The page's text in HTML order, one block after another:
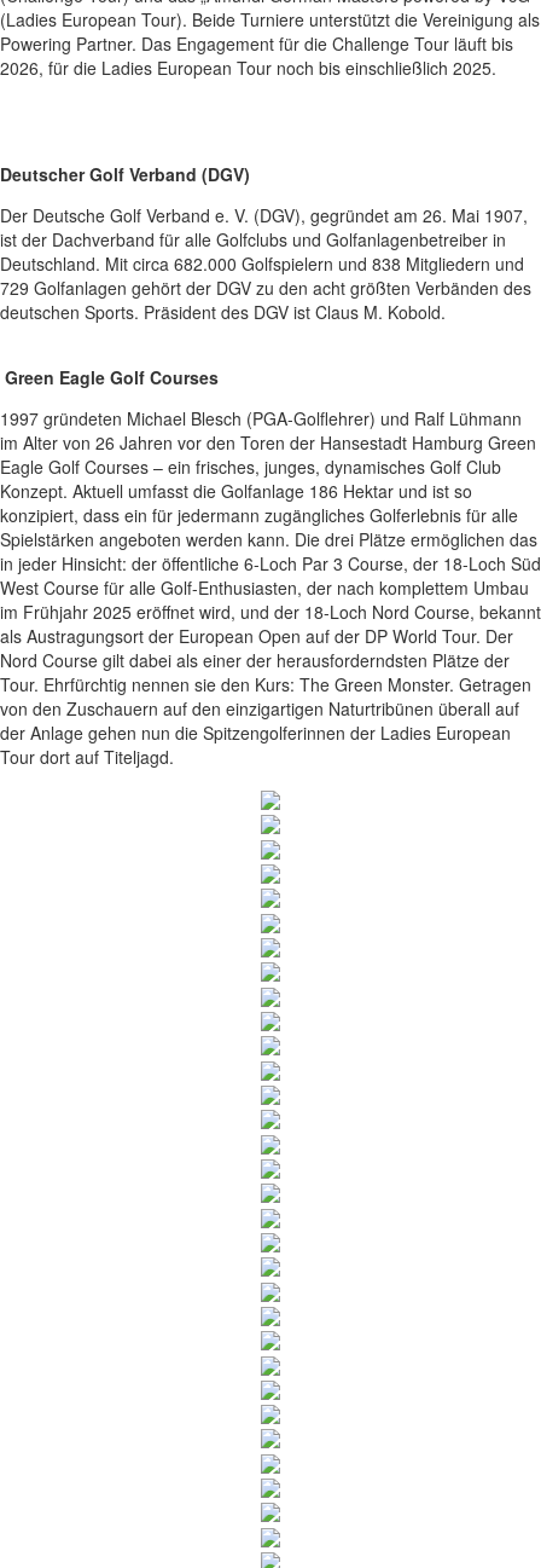
(Ladies European Tour). Beide Turniere unterstützt die Vereinigung als
Powering Partner. Das Engagement für die Challenge Tour läuft bis
2026, für die Ladies European Tour noch bis einschließlich 2025.
Deutscher Golf Verband (DGV)
Der Deutsche Golf Verband e. V. (DGV), gegründet am 26. Mai 1907,
ist der Dachverband für alle Golfclubs und Golfanlagenbetreiber in
Deutschland. Mit circa 682.000 Golfspielern und 838 Mitgliedern und
729 Golfanlagen gehört der DGV zu den acht größten Verbänden des
deutschen Sports. Präsident des DGV ist Claus M. Kobold.
Green Eagle Golf Courses
1997 gründeten Michael Blesch (PGA-Golflehrer) und Ralf Lühmann
im Alter von 26 Jahren vor den Toren der Hansestadt Hamburg Green
Eagle Golf Courses – ein frisches, junges, dynamisches Golf Club
Konzept. Aktuell umfasst die Golfanlage 186 Hektar und ist so
konzipiert, dass ein für jedermann zugängliches Golferlebnis für alle
Spielstärken angeboten werden kann. Die drei Plätze ermöglichen das
in jeder Hinsicht: der öffentliche 6-Loch Par 3 Course, der 18-Loch Süd
West Course für alle Golf-Enthusiasten, der nach komplettem Umbau
im Frühjahr 2025 eröffnet wird, und der 18-Loch Nord Course, bekannt
als Austragungsort der European Open auf der DP World Tour. Der
Nord Course gilt dabei als einer der herausforderndsten Plätze der
Tour. Ehrfürchtig nennen sie den Kurs: The Green Monster. Getragen
von den Zuschauern auf den einzigartigen Naturtribünen überall auf
der Anlage gehen nun die Spitzengolferinnen der Ladies European
Tour dort auf Titeljagd.